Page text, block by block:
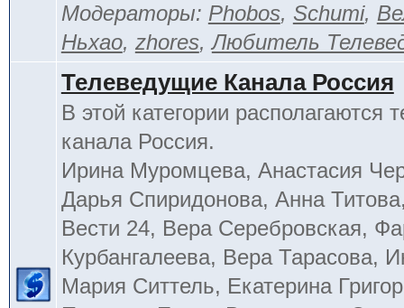
Модераторы: Phobos, Schumi,
Ньхао, zhores,Любитель
Телеведущие Канала Россия
В этой категории располагаются
канала Россия.
Ирина Муромцева, Анастасия
Дарья Спиридонова, Анна
Вести 24, Вера Серебровская,
Курбангалеева, Вера Тарасова,
Мария Ситтель, Екатерина